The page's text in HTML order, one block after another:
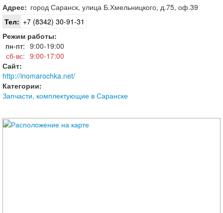
Адрес: город Саранск, улица Б.Хмельницкого, д.75, оф.39
Тел: +7 (8342) 30-91-31
Режим работы:
пн-пт: 9:00-19:00
сб-вс: 9:00-17:00
Сайт:
http://inomarochka.net/
Категории:
Запчасти, комплектующие в Саранске